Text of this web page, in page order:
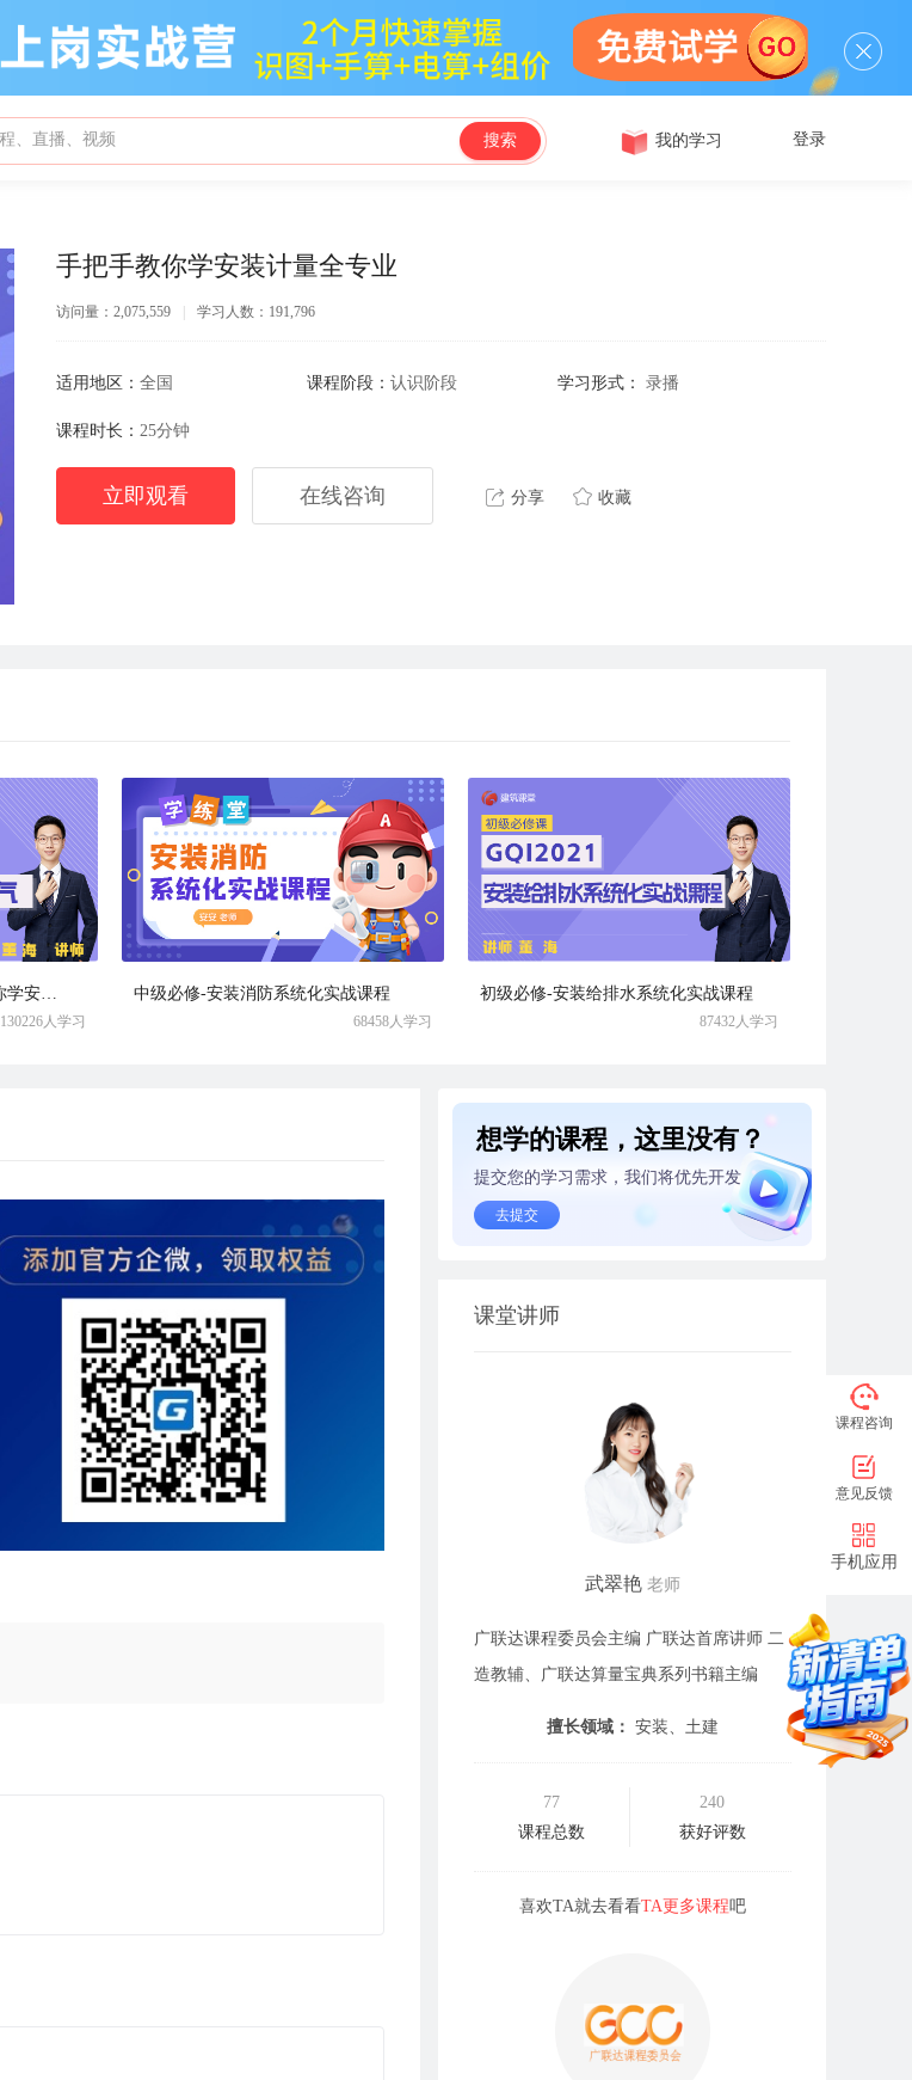
搜索 我的学习 登录
手把手教你学安装计量全专业
访问量：2,075,559 学习人数：191,796
适用地区： 全国 课程阶段： 认识阶段 学习形式： 录播
课程时长： 25分钟
立即观看 在线咨询 分享 收藏
初级必修-GQI2021系统化教你学安装电气
130226人学习
中级必修-安装消防系统化实战课程
68458人学习
初级必修-安装给排水系统化实战课程
87432人学习
想学的课程，这里没有？
提交您的学习需求，我们将优先开发
去提交
课堂讲师
武翠艳 老师
广联达课程委员会主编 广联达首席讲师 二
造教辅、广联达算量宝典系列书籍主编
擅长领域： 安装、土建
77
课程总数
240
获好评数
喜欢TA就去看看TA更多课程吧
课程咨询
意见反馈
手机应用